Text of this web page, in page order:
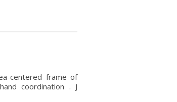
centered frame of
coordination . J